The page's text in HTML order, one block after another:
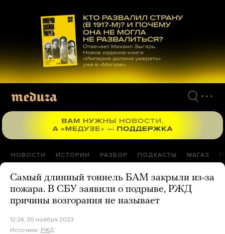
материалам
НОВОСТИ ИСТОРИИ РАЗБОР ПОДКАСТЫ МАГАЗ
Самый длинный тоннель БАМ закрыли из-за
пожара. В СБУ заявили о подрыве, РЖД
причины возгорания не называет
12:24, 30 ноября 2023
Источник: РЖД